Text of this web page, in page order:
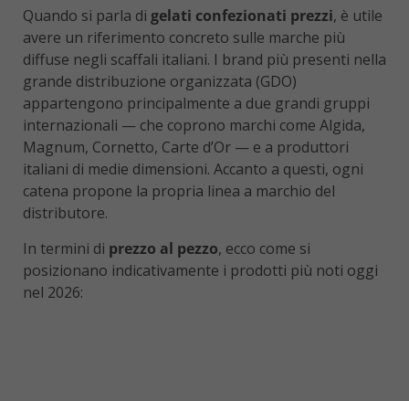
Quando si parla di gelati confezionati prezzi, è utile
avere un riferimento concreto sulle marche più
diffuse negli scaffali italiani. I brand più presenti nella
grande distribuzione organizzata (GDO)
appartengono principalmente a due grandi gruppi
internazionali — che coprono marchi come Algida,
Magnum, Cornetto, Carte d’Or — e a produttori
italiani di medie dimensioni. Accanto a questi, ogni
catena propone la propria linea a marchio del
distributore.
In termini di prezzo al pezzo, ecco come si
posizionano indicativamente i prodotti più noti oggi
nel 2026: